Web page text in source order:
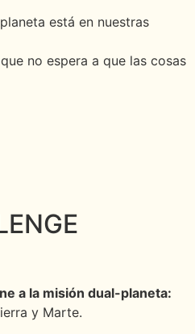
está en nuestras
no espera a que las cosas
a la misión dual-planeta:
y Marte.